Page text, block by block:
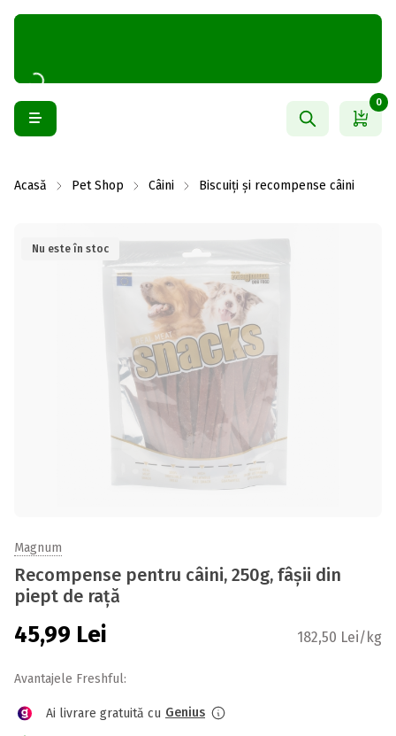
0
Acasă Pet Shop Câini Biscuiți și recompense câini
Nu este în stoc
Magnum
Recompense pentru câini, 250g, fâșii din
piept de rață
45,99 Lei 182,50 Lei/kg
Avantajele Freshful:
Ai livrare gratuită cu Genius